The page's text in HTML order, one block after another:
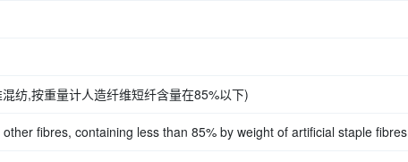
纺,按重量计人造纤维短纤含量在85%以下)
fibres, containing less than 85% by weight of artificial staple fibres